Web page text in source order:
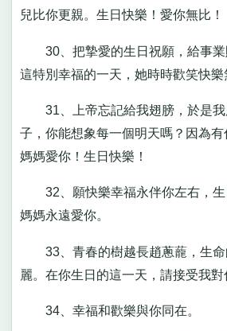
兒比你更親。生日快樂！愛你無比！
30、把摯愛的生日祝願，給事業
這特別幸福的一天，她時時歡笑快樂
31、上帝忘記給我翅膀，於是
子，你能想象每一個明天嗎？因為有
媽媽愛你！生日快樂！
32、願快樂幸福永伴你左右，生
媽媽永遠愛你。
33、青春的樹越長趙蔥蘢，生命
麗。在你生日的這一天，請接受我對
34、幸福和歡樂與你同在。